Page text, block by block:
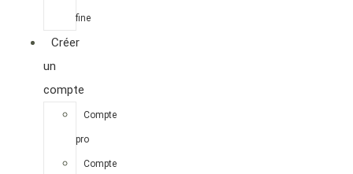
fine
Créer
un
compte
Compte
pro
Compte